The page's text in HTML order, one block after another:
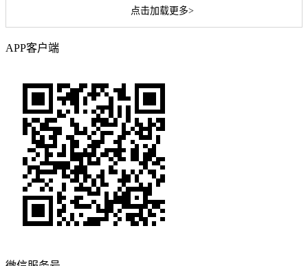
点击加载更多>
APP客户端